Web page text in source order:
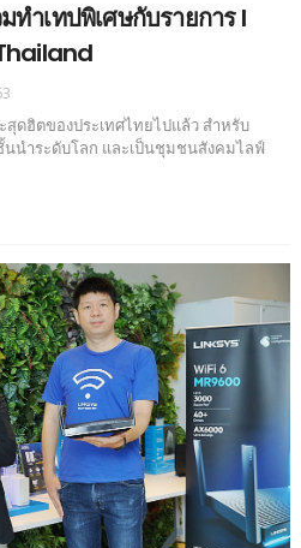
ทำเทปพิเศษกับรายการ I
ดฮิตของประเทศไทยไปแล้ว สำหรับ
นำระดับโลก และเป็นชุมชนสังคมไลฟ์